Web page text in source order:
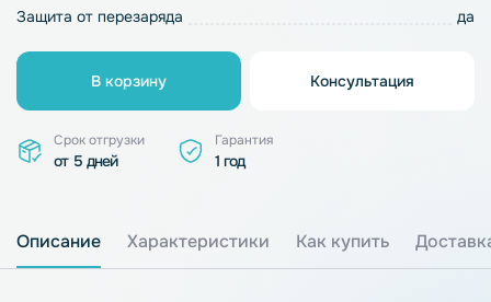
Защита от перезаряда
да
В корзину Консультация
Срок отгрузки
от 5 дней
Гарантия
1 год
Описание Характеристики Как купить